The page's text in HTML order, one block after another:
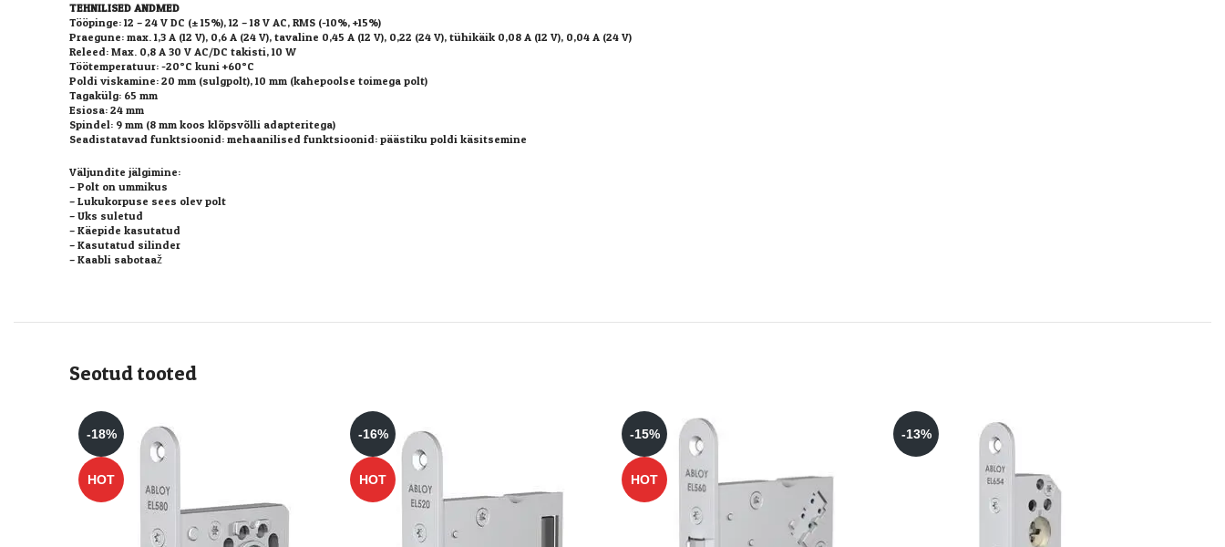
TEHNILISED ANDMED
Tööpinge: 12 – 24 V DC (± 15%), 12 – 18 V AC, RMS (-10%, +15%)
Praegune: max. 1,3 A (12 V), 0,6 A (24 V), tavaline 0,45 A (12 V), 0,22 (24 V), tühikäik 0,08 A (12 V), 0,04 A (24 V)
Releed: Max. 0,8 A 30 V AC/DC takisti, 10 W
Töötemperatuur: -20°C kuni +60°C
Poldi viskamine: 20 mm (sulgpolt), 10 mm (kahepoolse toimega polt)
Tagakülg: 65 mm
Esiosa: 24 mm
Spindel: 9 mm (8 mm koos klõpsvõlli adapteritega)
Seadistatavad funktsioonid: mehaanilised funktsioonid: päästiku poldi käsitsemine
Väljundite jälgimine:
– Polt on ummikus
– Lukukorpuse sees olev polt
– Uks suletud
– Käepide kasutatud
– Kasutatud silinder
– Kaabli sabotaaž
Seotud tooted
-18%
HOT
-16%
HOT
-15%
HOT
-13%